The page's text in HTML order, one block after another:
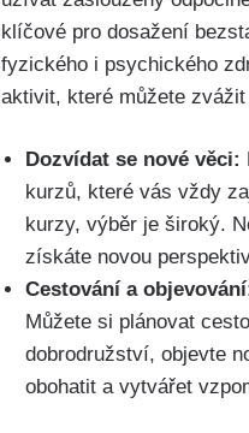
klíčové pro dosažení
fyzického i psychického
aktivit, které můžete
Dozvídat se nové věci:
kurzů, které vás vždy
kurzy, výběr je široký.
získáte novou
Cestování a
Můžete si plánovat
dobrodružství, objevte
obohatit a vytvářet